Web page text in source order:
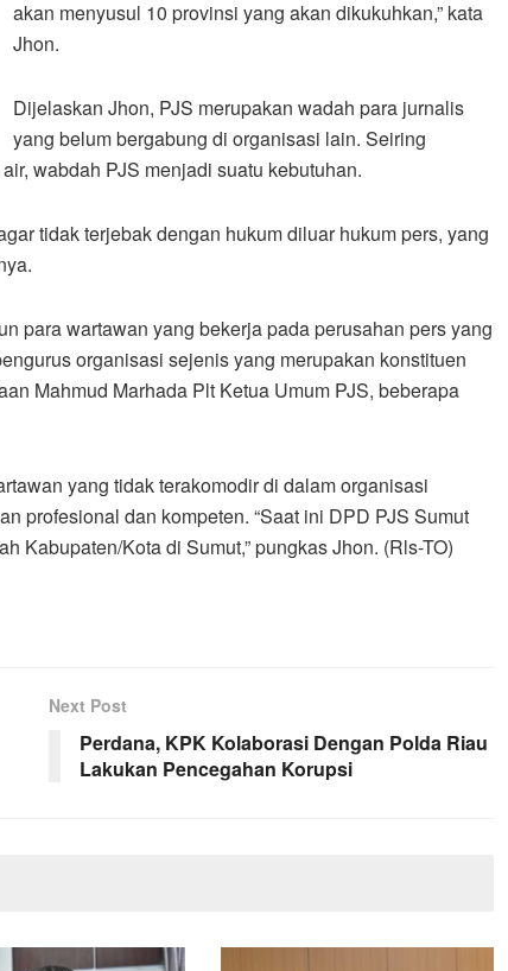
akan menyusul 10 provinsi yang akan dikukuhkan,” kata
Jhon.
Dijelaskan Jhon, PJS merupakan wadah para jurnalis
yang belum bergabung di organisasi lain. Seiring
wabdah PJS menjadi suatu kebutuhan.
tidak terjebak dengan hukum diluar hukum pers, yang
para wartawan yang bekerja pada perusahan pers yang
organisasi sejenis yang merupakan konstituen
Mahmud Marhada Plt Ketua Umum PJS, beberapa
yang tidak terakomodir di dalam organisasi
profesional dan kompeten. “Saat ini DPD PJS Sumut
Kabupaten/Kota di Sumut,” pungkas Jhon. (Rls-TO)
Next Post
Perdana, KPK Kolaborasi Dengan Polda Riau
Lakukan Pencegahan Korupsi